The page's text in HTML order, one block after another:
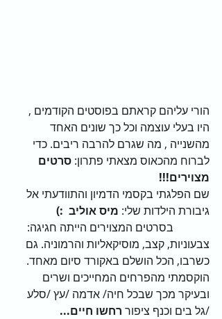
הורי עליהם קראתם בפוסטים הקודמים ,
היו בעלי עוצמה וכל כך שונים האחד
מהשנייה , מה שגרם להרבה ריבים. כדי
לברוח מהכאוס מצאתי פתרון: סרטים
מצוירים!!!
שם הפלגתי בקסמי הדמיון והתוודעתי אל
גיבורת הילדות שלי: מיס אוליב  :)
             בסרטים המצוירים הייתה חגיגה:
צבעוניות, קצב, מוסיקאליות והרמוניה. גם
כשרבו, הכל הושלם באקורד סיום מאחד.
הוקסמתי מהפרחים המחייכים ושרים
ובעיקר מכך שבכל חיה/ אדמה /עץ /סלע
/גל בים וכנף ציפור רחשו חיים...